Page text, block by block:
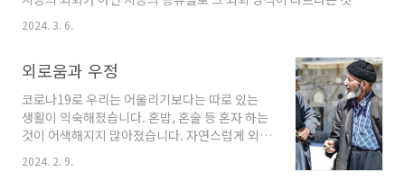
확인되었습니다. 노년기 지능에 대해 알아보고 지능과 관련된 인지
기능에 대해서도 알아보겠습니다.지능지능이 무엇인지 우리는 알
고는 있지만 딱! 한 문장으로 설명하기는 어려운 개념입니다. '현명
한 선택을 한다'는 어원이 라틴어에서 왔습니다. 이는 잘 판단하고
이해하여 추론한다는 의미를 담고 있습니다. 지능의 종류과거 일률
적인 측정방법이었다면 현재는 상황과 목적에 따라 다양한 방법으
로 측정하고 있습니다.결정화된 지능 - 기존 지식, 경험, 판단력, 추
론과 관련된 것으로 주로 의미, 단어 조합, 사회적 판단 등으로 측정
됩..
2024. 3. 6.
외로움과 우정
코로나19로 우리는 어울리기보다는 따로 있는
생활이 익숙해졌습니다. 혼밥, 혼술 등 혼자 하는
것이 어색해지지 많아졌습니다. 자연스럽게 외로
움을 느끼는 경우가 많아졌고 지금은 전 연령층
에 외로움이 익숙해졌습니다. 그렇다면 외로움을
2024. 2. 9.